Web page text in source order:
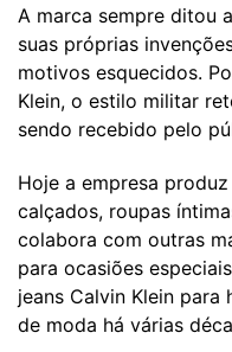
A marca sempre ditou
suas próprias
motivos esquecidos.
Klein, o estilo militar
sendo recebido pelo
Hoje a empresa
calçados, roupas
colabora com outras
para ocasiões
jeans Calvin Klein para
de moda há várias